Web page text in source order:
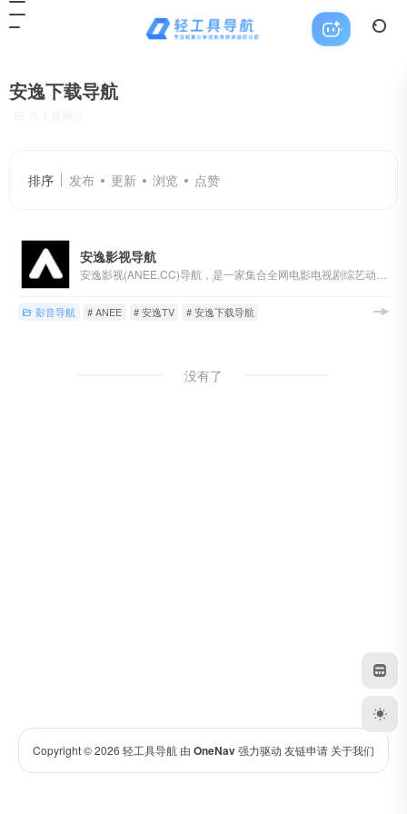
安逸下载导航
排序 发布 更新 浏览 点赞
安逸影视导航
影音导航 # ANEE # 安逸TV # 安逸下载导航
没有了
Copyright © 2026 轻工具导航 由 OneNav强力驱动 友链申请 关于我们